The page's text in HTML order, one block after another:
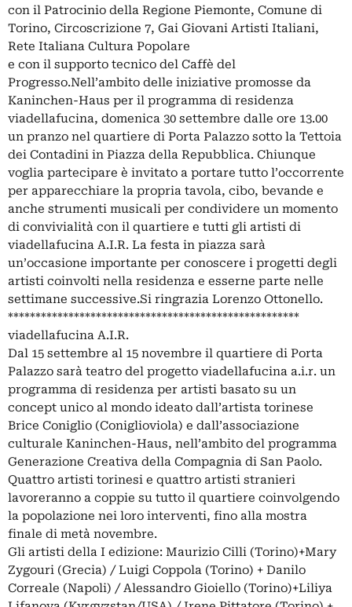
con il Patrocinio della Regione Piemonte, Comune di
Torino, Circoscrizione 7, Gai Giovani Artisti Italiani,
Rete Italiana Cultura Popolare
e con il supporto tecnico del Caffè del
Progresso.Nell’ambito delle iniziative promosse da
Kaninchen-Haus per il programma di residenza
viadellafucina, domenica 30 settembre dalle ore 13.00
un pranzo nel quartiere di Porta Palazzo sotto la Tettoia
dei Contadini in Piazza della Repubblica. Chiunque
voglia partecipare è invitato a portare tutto l’occorrente
per apparecchiare la propria tavola, cibo, bevande e
anche strumenti musicali per condividere un momento
di convivialità con il quartiere e tutti gli artisti di
viadellafucina A.I.R. La festa in piazza sarà
un’occasione importante per conoscere i progetti degli
artisti coinvolti nella residenza e esserne parte nelle
settimane successive.Si ringrazia Lorenzo Ottonello.
*****************************************************
viadellafucina A.I.R.
Dal 15 settembre al 15 novembre il quartiere di Porta
Palazzo sarà teatro del progetto viadellafucina a.i.r. un
programma di residenza per artisti basato su un
concept unico al mondo ideato dall’artista torinese
Brice Coniglio (Coniglioviola) e dall’associazione
culturale Kaninchen-Haus, nell’ambito del programma
Generazione Creativa della Compagnia di San Paolo.
Quattro artisti torinesi e quattro artisti stranieri
lavoreranno a coppie su tutto il quartiere coinvolgendo
la popolazione nei loro interventi, fino alla mostra
finale di metà novembre.
Gli artisti della I edizione: Maurizio Cilli (Torino)+Mary
Zygouri (Grecia) / Luigi Coppola (Torino) + Danilo
Correale (Napoli) / Alessandro Gioiello (Torino)+Liliya